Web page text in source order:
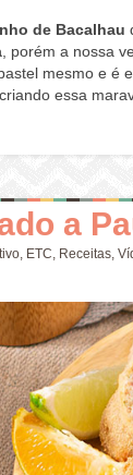
de Bacalhau
, porém a nossa
mesmo e é
essa
a
, ETC, Receitas,